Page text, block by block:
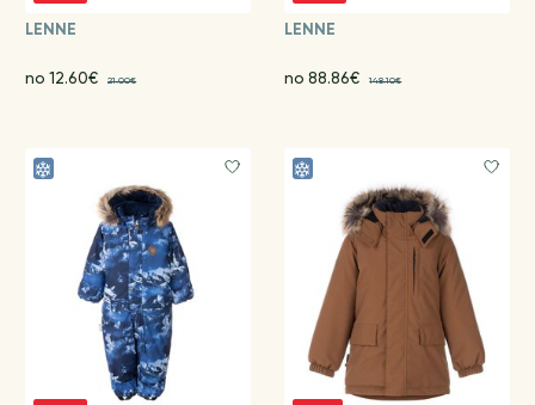
LENNE
no 12.60€ 21.00€
LENNE
no 88.86€ 148.10€